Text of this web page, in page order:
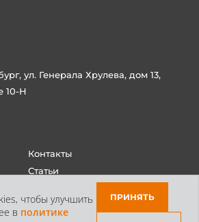
чтобы улучшить
в
политике
ОТКЛОНИТЬ
ул. Генерала Хрулева, дом 13,
10-Н
Контакты
Статьи